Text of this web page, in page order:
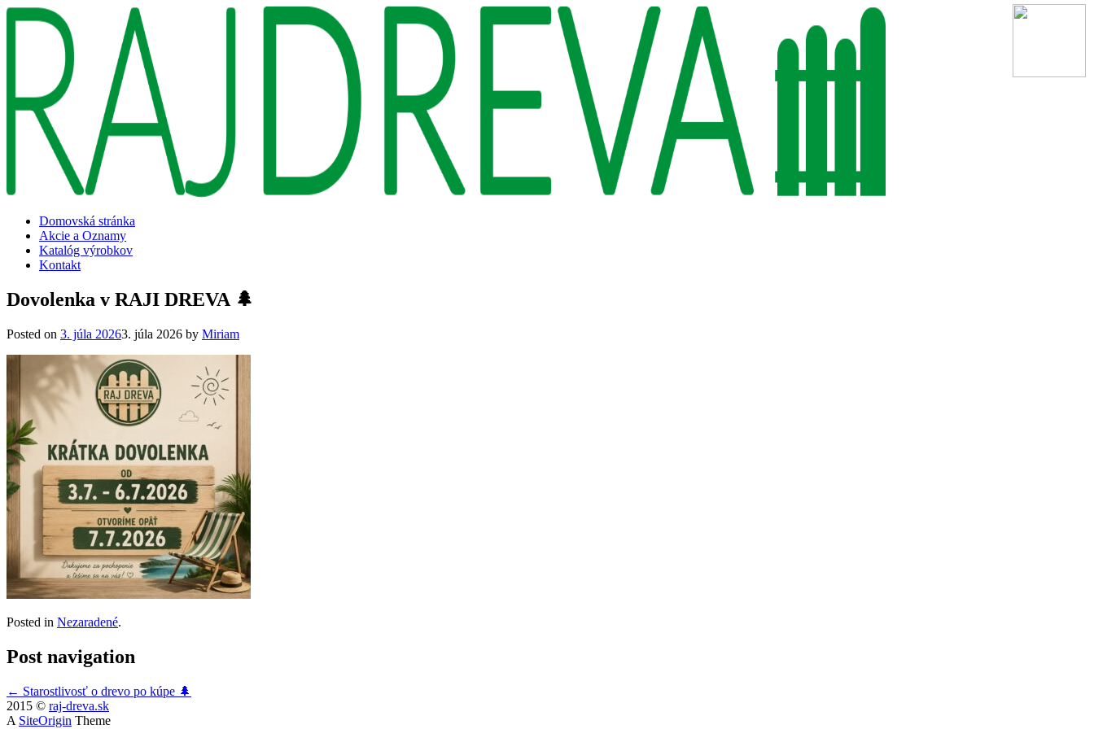
Domovská stránka
Akcie a Oznamy
Katalóg výrobkov
Kontakt
Dovolenka v RAJI DREVA 🌲
Posted on 3. júla 20263. júla 2026 by Miriam
Posted in Nezaradené.
Post navigation
← Starostlivosť o drevo po kúpe 🌲
2015 © raj-dreva.sk
A SiteOrigin Theme